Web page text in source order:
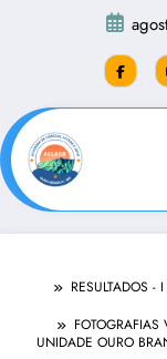
RESULTADOS
UNIDADE OURO